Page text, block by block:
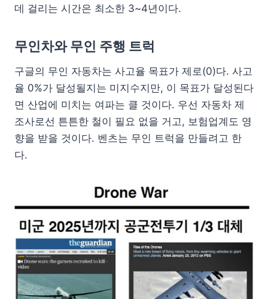
데 걸리는 시간은 최소한 3~4년이다.
무인차와 무인 주행 트럭
구글의 무인 자동차는 사고율 목표가 제로(0)다. 사고
율 0%가 달성될지는 미지수지만, 이 목표가 달성된다
면 산업에 미치는 여파는 클 것이다. 우선 자동차 제
조사로선 튼튼한 철이 필요 없을 거고, 보험업계도 영
향을 받을 것이다. 벤츠는 무인 트럭을 만들려고 한
다.